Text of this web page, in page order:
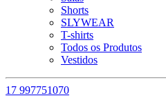
Shorts
SLYWEAR
T-shirts
Todos os Produtos
Vestidos
17 997751070